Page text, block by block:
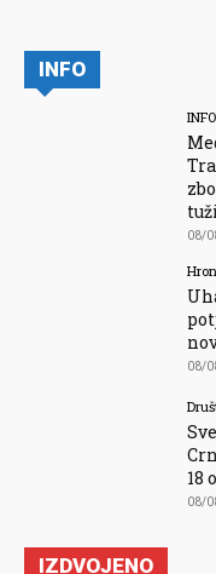
INFO
INFO
08/
08/
18
08/
IZDVOJENO